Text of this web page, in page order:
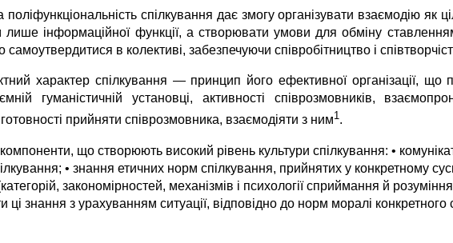
поліфункціональність спілкування дає змогу організувати взаємодію як
лише інформаційної функції, а створювати умови для об­міну
самоутвердитися в колективі, забез­печуючи співробітництво і
характер спілкування — принцип його ефективної організації, що
гуманістичній установці, активності співрозмовників,
прийняти співрозмовника, взаємодіяти з ним1.
що створюють високий рівень культури спілкування: •
• знання етичних норм спілкування, прийнятих у конкретному
закономірностей, механізмів і психології сприймання й
ці знання з урахуванням ситуації, відповідно до норм моралі